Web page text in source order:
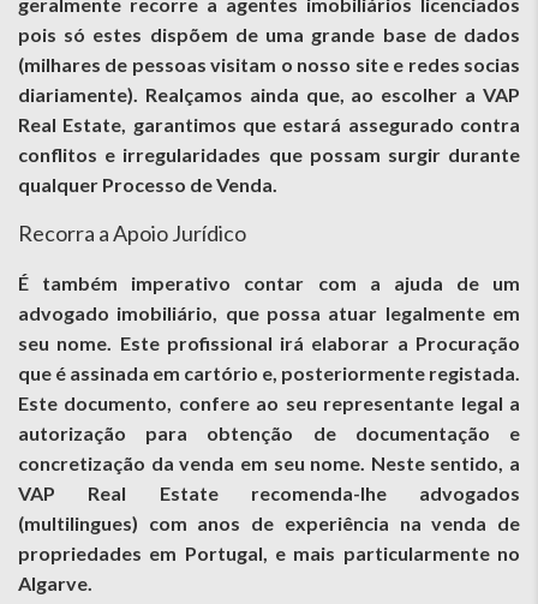
geralmente recorre a agentes imobiliários licenciados
pois só estes dispõem de uma grande base de dados
(milhares de pessoas visitam o nosso site e redes socias
diariamente). Realçamos ainda que, ao escolher a VAP
Real Estate, garantimos que estará assegurado contra
conflitos e irregularidades que possam surgir durante
qualquer Processo de Venda.
Recorra a Apoio Jurídico
É também imperativo contar com a ajuda de um
advogado imobiliário, que possa atuar legalmente em
seu nome. Este profissional irá elaborar a Procuração
que é assinada em cartório e, posteriormente registada.
Este documento, confere ao seu representante legal a
autorização para obtenção de documentação e
concretização da venda em seu nome. Neste sentido, a
VAP Real Estate recomenda-lhe advogados
(multilingues) com anos de experiência na venda de
propriedades em Portugal, e mais particularmente no
Algarve.